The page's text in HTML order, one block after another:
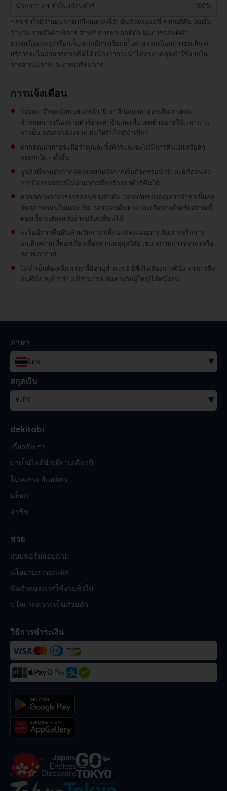
น้อยกว่า 24 ชั่วโมงก่อนทัวร์
100%
*เราเข้าใจดีว่าแผนอาจเปลี่ยนแปลงได้! นั่นคือเหตุผลที่เรายินดีคืนเงินเต็ม
จำนวน รวมถึงค่าบริการ สำหรับการยกเลิกที่ดำเนินการก่อนที่ค่า
ธรรมเนียมจะถูกเรียกเก็บ หากมีการเรียกเก็บค่าธรรมเนียมการยกเลิก ค่า
บริการจะไม่สามารถขอคืนได้ เนื่องจากจะนำไปครอบคลุมค่าใช้จ่ายใน
การดำเนินการและการเตรียมการ
การแจ้งเตือน
โปรดมาถึงจุดนัดพบล่วงหน้า 15 นาทีก่อนเวลาออกเดินทางตาม
กำหนดการ เนื่องจากทัวร์อาจล่าช้าและเที่ยวสุดท้ายอาจใช้เวลานาน
กว่านั้น คุณอาจต้องจ่ายเพิ่มให้กับไกด์นำเที่ยว
หากคุณมาสายจะถือว่าคุณละทิ้งทัวร์และจะไม่มีการคืนเงินหรือค่า
ชดเชยใด ๆ ทั้งสิ้น
ลูกค้าที่ถอนตัวจากมัคคุเทศก์หลังจากเริ่มกิจกรรมทัวร์และผู้ที่ถอนตัว
จากกิจกรรมทัวร์ไม่สามารถเรียกร้องค่าทัวร์คืนได้
หากสภาพการจราจรค่อนข้างคับคั่ง เวลากลับของคุณอาจล่าช้า ขึ้นอยู่
กับสภาพถนนในแต่ละวัน เวลาออกเดินทางและเส้นทางสำหรับสถานที่
ท่องเที่ยวแต่ละแห่งอาจปรับเปลี่ยนได้
จะไม่มีการคืนเงินสำหรับการเปลี่ยนแปลงแผนการเดินทางหรือการ
ยกเลิกสถานที่ท่องเที่ยวเนื่องจากเหตุสุดวิสัย เช่น สภาพการจราจรหรือ
สภาพอากาศ
ไม่จำเป็นต้องเพิ่มทารกที่มีอายุต่ำกว่า 3 ปีซึ่งไม่ต้องการที่นั่ง ทารกหนึ่ง
คนที่มีอายุต่ำกว่า 3 ปีสามารถเดินทางกับผู้ใหญ่ได้หนึ่งคน
ภาษา
ไทย ▾
สกุลเงิน
¥JPY ▾
dekitabi
เกี่ยวกับเรา
มาเป็นไกด์นำเที่ยวเดคิตาบิ
โปรแกรมพันธมิตร
บล็อก
อาชีพ
ช่วย
แบบฟอร์มสอบถาม
นโยบายการยกเลิก
ข้อกำหนดการใช้งานทั่วไป
นโยบายความเป็นส่วนตัว
วิธีการชำระเงิน